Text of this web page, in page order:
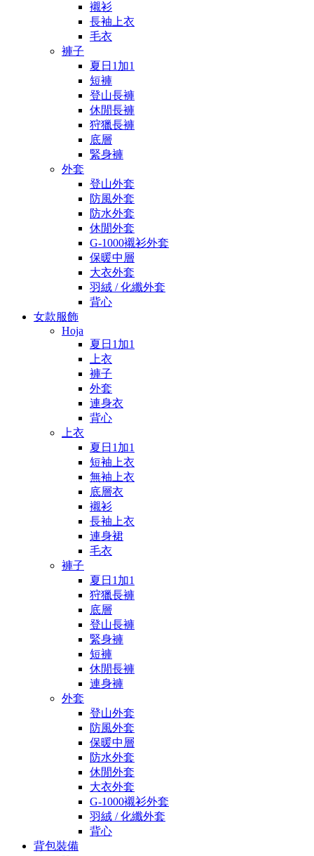
襯衫
長袖上衣
毛衣
褲子
夏日1加1
短褲
登山長褲
休閒長褲
狩獵長褲
底層
緊身褲
外套
登山外套
防風外套
防水外套
休閒外套
G-1000襯衫外套
保暖中層
大衣外套
羽絨 / 化纖外套
背心
女款服飾
Hoja
夏日1加1
上衣
褲子
外套
連身衣
背心
上衣
夏日1加1
短袖上衣
無袖上衣
底層衣
襯衫
長袖上衣
連身裙
毛衣
褲子
夏日1加1
狩獵長褲
底層
登山長褲
緊身褲
短褲
休閒長褲
連身褲
外套
登山外套
防風外套
保暖中層
防水外套
休閒外套
大衣外套
G-1000襯衫外套
羽絨 / 化纖外套
背心
背包裝備